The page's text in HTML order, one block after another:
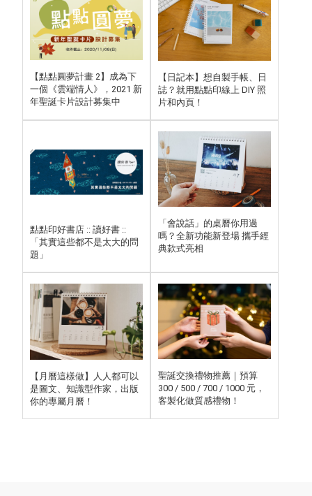
【點點圓夢計畫 2】成為下
一個《雲端情人》，2021 新
年聖誕卡片設計募集中
【日記本】想自製手帳、日
誌？就用點點印線上 DIY 照
片和內頁！
點點印好書店 :: 讀好書 ::
「其實這些都不是太大的問
題」
「會說話」的桌曆你用過
嗎？全新功能新登場 攜手經
典款式亮相
【月曆這樣做】人人都可以
是圖文、知識型作家，出版
你的專屬月曆！
聖誕交換禮物推薦｜預算
300 / 500 / 700 / 1000 元，
客製化做質感禮物！